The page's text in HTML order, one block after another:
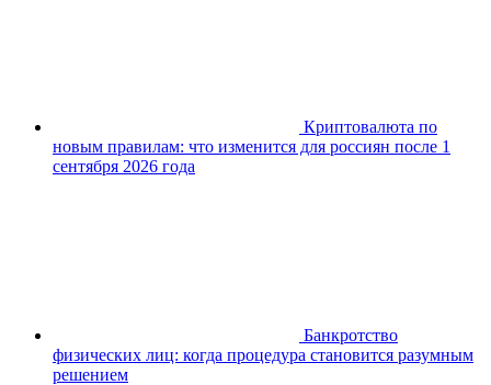
Криптовалюта по
новым правилам: что изменится для россиян после 1
сентября 2026 года
Банкротство
физических лиц: когда процедура становится разумным
решением